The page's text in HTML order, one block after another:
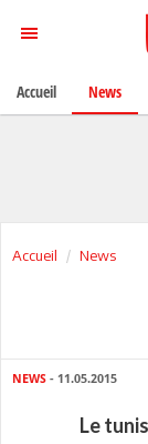
Accueil News
NEWS - 11.05.2015
Le
Accueil News